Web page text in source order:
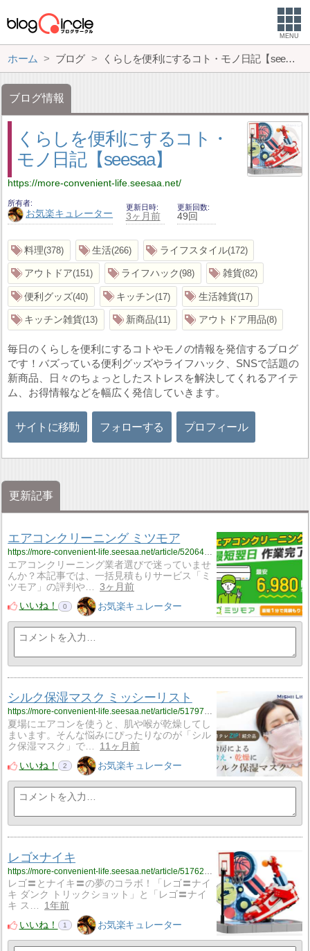
MENU
ホーム ブログ くらしを便利にするコト・モノ日記【seesaa】
ブログ情報
くらしを便利にするコト・
モノ日記【seesaa】
https://more-convenient-life.seesaa.net/
所有者
お気楽キュレーター
更新日時
3ヶ月前
更新回数
49回
料理 378 生活 266 ライフスタイル 172
アウトドア 151 ライフハック 98 雑貨 82
便利グッズ 40 キッチン 17 生活雑貨 17
キッチン雑貨 13 新商品 11 アウトドア用品 8
毎日のくらしを便利にするコトやモノの情報を発信するブログ
です！バズっている便利グッズやライフハック、SNSで話題の
新商品、日々のちょっとしたストレスを解決してくれるアイテ
ム、お得情報などを幅広く発信していきます。
サイトに移動 フォローする プロフィール
更新記事
エアコンクリーニング ミツモア
https://more-convenient-life.seesaa.net/article/520641396.html
エアコンクリーニング業者選びで迷っていませ
んか？本記事では、一括見積もりサービス「ミ
ツモア」の評判や…
3ヶ月前
いいね！
0 お気楽キュレーター
シルク保湿マスク ミッシーリスト
https://more-convenient-life.seesaa.net/article/517973277.html
夏場にエアコンを使うと、肌や喉が乾燥してし
まいます。そんな悩みにぴったりなのが「シル
ク保湿マスク」で…
11ヶ月前
いいね！
2 お気楽キュレーター
レゴ×ナイキ
レゴ〓︎とナイキ〓︎の夢のコラボ！「レゴ〓︎ナイ
キ ダンク トリックショット」と「レゴ〓︎ナイ
キ ス…
1年前
いいね！
1 お気楽キュレーター